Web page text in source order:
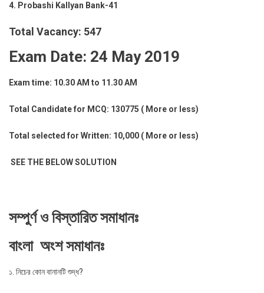
4. Probashi Kallyan Bank-41
Total Vacancy: 547
Exam Date: 24 May 2019
Exam time: 10.30 AM to 11.30 AM
Total Candidate for MCQ: 130775 ( More or less)
Total selected for Written: 10,000 ( More or less)
SEE THE BELOW SOLUTION
সম্পুর্ণ ও বিস্তারিত সমাধানঃ
বাংলা অংশ সমাধানঃ
১. নিচের কোন বানানটি শুদ্ধ?